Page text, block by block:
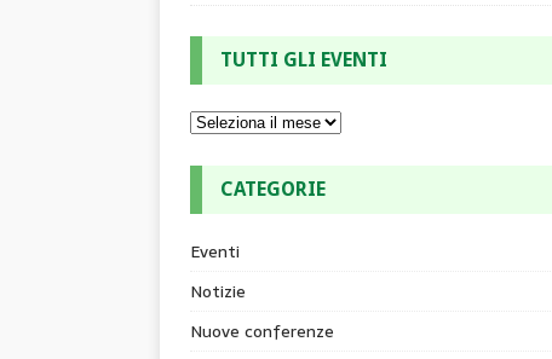
TUTTI GLI EVENTI
CATEGORIE
Eventi
Notizie
Nuove conferenze